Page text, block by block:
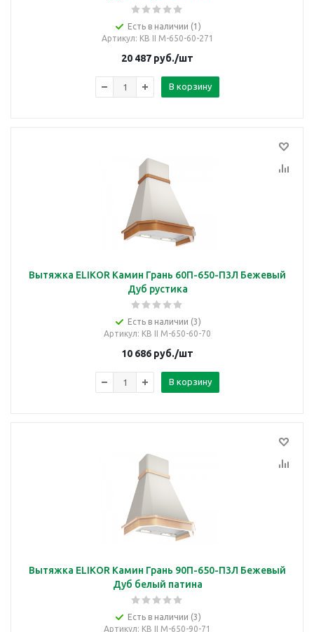
Есть в наличии (1)
Артикул: КВ II М-650-60-271
20 487 руб./шт
В корзину
Вытяжка ELIKOR Камин Грань 60П-650-П3Л Бежевый
Дуб рустика
Есть в наличии (3)
Артикул: КВ II М-650-60-70
10 686 руб./шт
В корзину
Вытяжка ELIKOR Камин Грань 90П-650-П3Л Бежевый
Дуб белый патина
Есть в наличии (3)
Артикул: КВ II М-650-90-71